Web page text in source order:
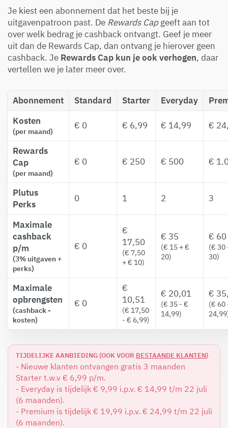
Je kiest een abonnement dat het beste bij je
uitgavenpatroon past. De Rewards Capgeeft aan tot
over welk bedrag je cashback ontvangt. Geef je meer
uit dan de Rewards Cap, dan ontvang je hierover geen
cashback. Je Rewards Cap kun je ook verhogen, daar
vertellen we je later meer over.
Abonnement Standard Starter Everyday
Kosten
(per maand)
€ 0 € 6,99 € 14,99 €
Rewards
Cap
(per maand)
€ 0 € 250 € 500 €
Plutus
Perks
0 1 2 3
Maximale
cashback
p/m
(3% uitgaven +
perks)
€ 0
€
17,50
(€ 7,50
+ € 10)
€ 35
(€ 15 + €
20)
€ 60
(€ 30
30)
Maximale
opbrengsten
(cashback -
kosten)
€ 0
€
10,51
(€ 17,50
- € 6,99)
€ 20,01
(€ 35 - €
14,99)
€
(€ 60
TIJDELIJKE AANBIEDING (OOK VOOR BESTAANDE KLANTEN)
- Nieuwe klanten ontvangen gratis 3 maanden
Starter t.w.v € 6,99 p/m.
- Everyday is tijdelijk € 9,99 i.p.v. € 14,99 t/m 22 juli
(6 maanden).
- Premium is tijdelijk € 19,99 i.p.v. € 24,99 t/m 22 juli
(6 maanden).